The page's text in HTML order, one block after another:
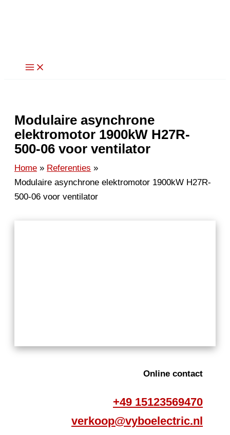
Modulaire asynchrone
elektromotor 1900kW H27R-
500-06 voor ventilator
Home
Referenties
Modulaire asynchrone elektromotor 1900kW H27R-
500-06 voor ventilator
Online contact
+49 15123569470
verkoop@vyboelectric.nl